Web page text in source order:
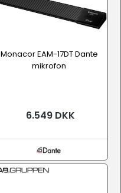
Monacor EAM-17DT Dante
mikrofon
6.549 DKK